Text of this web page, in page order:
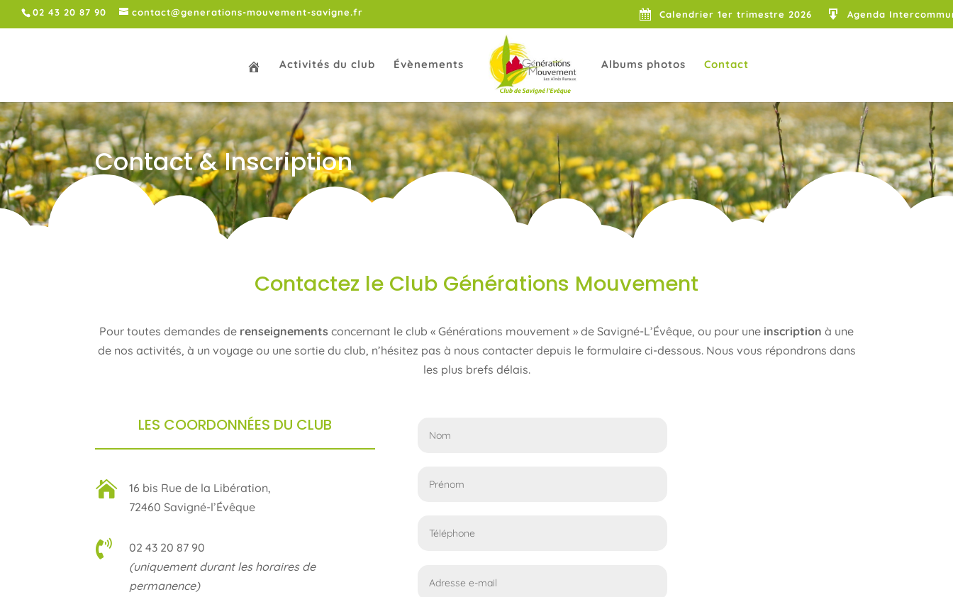
02 43 20 87 90 contact@generations-mouvement-savigne.fr Calendrier 1er trimestre 2026 Agenda
Activités du club Évènements Albums photos Contact
Contact & Inscription
Contactez le Club Générations Mouvement
Pour toutes demandes de renseignements concernant le club « Générations mouvement » de Savigné-L’Évêque, ou pour une inscription à une
de nos activités, à un voyage ou une sortie du club, n’hésitez pas à nous contacter depuis le formulaire ci-dessous. Nous vous répondrons dans
les plus brefs délais.
LES COORDONNÉES DU CLUB

16 bis Rue de la Libération,
72460 Savigné-l’Évêque

02 43 20 87 90
(uniquement durant les horaires de
permanence)